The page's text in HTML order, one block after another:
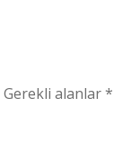
Gerekli alanlar*